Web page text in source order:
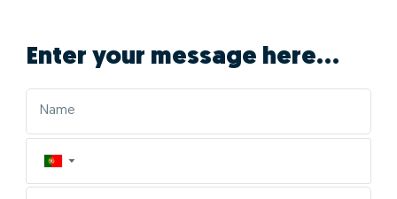
Enter your message here...
▼